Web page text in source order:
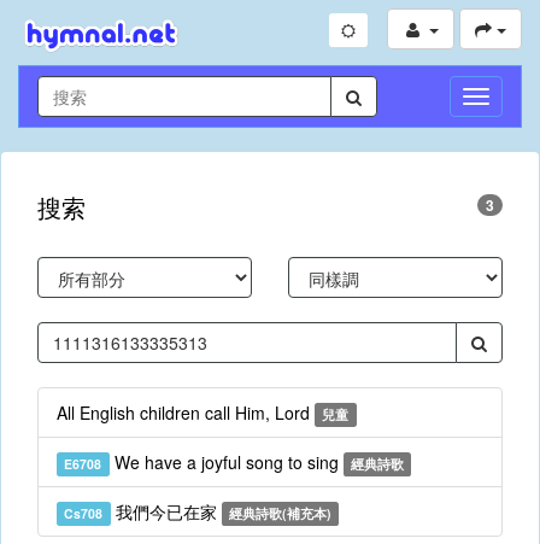
切
換
導
搜索 3
All English children call Him, Lord 兒童
E6708 We have a joyful song to sing 經典詩歌
Cs708 我們今已在家 經典詩歌(補充本)